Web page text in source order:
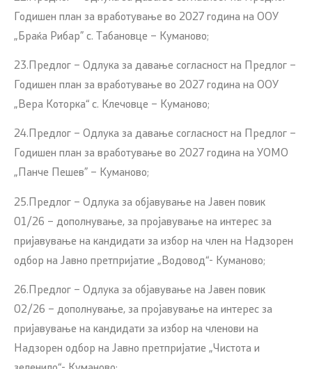
Годишен план за вработување во 2027 година на ООУ
„Браќа Рибар” с. Табановце – Куманово;
23.Предлог – Одлука за давање согласност на Предлог –
Годишен план за вработување во 2027 година на ООУ
„Вера Которка“ с. Клечовце – Куманово;
24.Предлог – Одлука за давање согласност на Предлог –
Годишен план за вработување во 2027 година на УОМО
„Панче Пешев” – Куманово;
25.Предлог – Одлука за објавување на Jавен повик
01/26 – дополнување, за пројавување на интерес за
пријавување на кандидати за избор на член на Надзорен
одбор на Јавно претпријатие „Водовод“- Куманово;
26.Предлог – Одлука за објавување на Jавен повик
02/26 – дополнување, за пројавување на интерес за
пријавување на кандидати за избор на членови на
Надзорен одбор на Јавно претпријатие „Чистота и